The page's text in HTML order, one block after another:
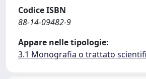
Codice ISBN
88-14-09482-9
Appare nelle tipologie:
3.1 Monografia o trattato